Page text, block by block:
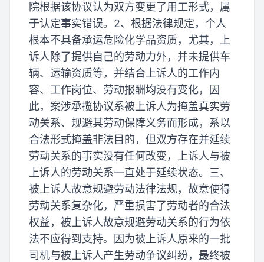
院根据该协议认为双方变更了用工形式，属
于认定事实错误。2、根据法律规定，个人
根本不具备承运危险化学品资质，尤其，上
诉人除了提供自己的劳动力外，并未提供车
辆、运输资质等，并结合上诉人的工作内
容、工作岗位、劳动报酬均没有变化，因
此，案涉承揽协议系被上诉人为掩盖真实劳
动关系、规避其劳动保障义务而形成，系以
合法形式掩盖非法目的，但双方存在并延续
劳动关系的事实没有任何改变，上诉人与被
上诉人的劳动关系一直处于延续状态。三、
被上诉人故意规避劳动法律法规，故意使得
劳动关系复杂化，严重损害了劳动者的合法
权益，被上诉人故意规避劳动关系的行为依
法不应得到支持。因为被上诉人原来的一批
司机与被上诉人产生劳动争议纠纷，最终被